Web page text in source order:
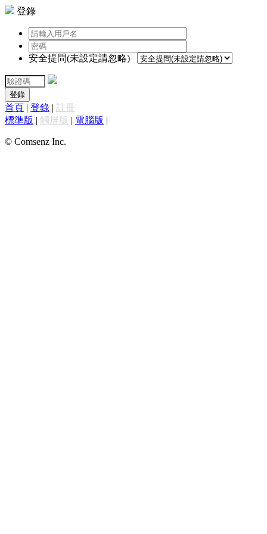
登錄
安全提問(未設定請忽略)
登錄
首頁 | 登錄 | 註冊
標準版 | 觸屏版 | 電腦版 |
© Comsenz Inc.